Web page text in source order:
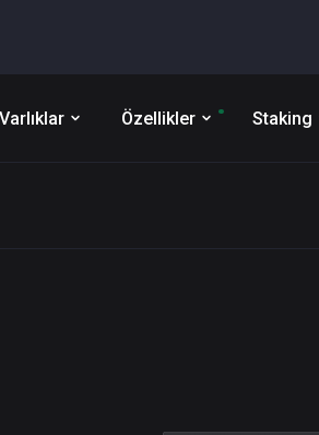
Varlıklar Özellikler Staking